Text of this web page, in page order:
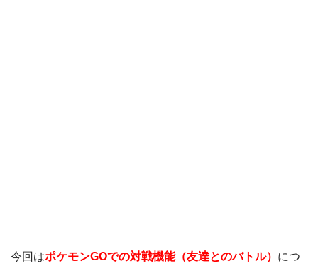
今回はポケモンGOでの対戦機能（友達とのバトル） につ